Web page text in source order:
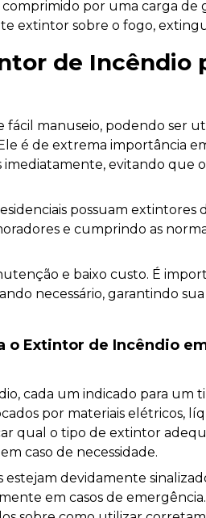
por uma carga de
extintor sobre o fogo,
de Incêndio
manuseio, podendo ser
é de extrema importância
evitando que
possuam extintores
e cumprindo as
e baixo custo. É
necessário, garantindo sua
o Extintor de Incêndio
cada um indicado para um
por materiais elétricos,
qual o tipo de extintor
caso de necessidade.
devidamente
em casos de